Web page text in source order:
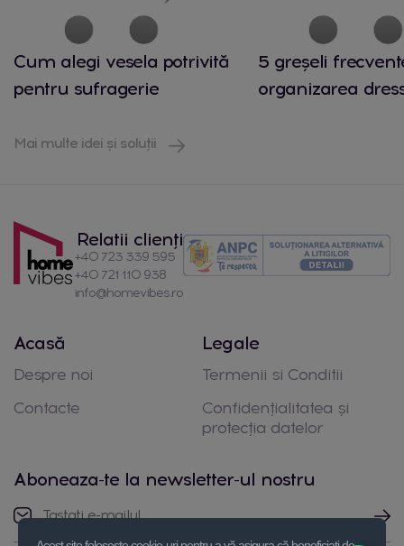
Cum alegi vesela potrivită
pentru sufragerie
5 greșeli
organizarea
Mai multe idei și soluții
Relatii clienți
+40 723 339 595
+40 721 110 938
info@homevibes.ro
Acasă
Despre noi
Contacte
Legale
Termenii si Conditii
Confidențialitatea și
protecția datelor
Aboneaza-te la newsletter-ul nostru